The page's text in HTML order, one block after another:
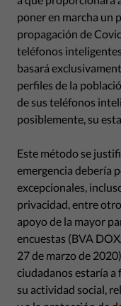
poner en marcha un
propagación de
teléfonos
basará
perfiles de la
de sus teléfonos
posiblemente, su
Este método se
emergencia debería
excepcionales,
privacidad, entre
apoyo de la mayor
encuestas (BVA
27 de marzo de
ciudadanos estaría a
su actividad social,